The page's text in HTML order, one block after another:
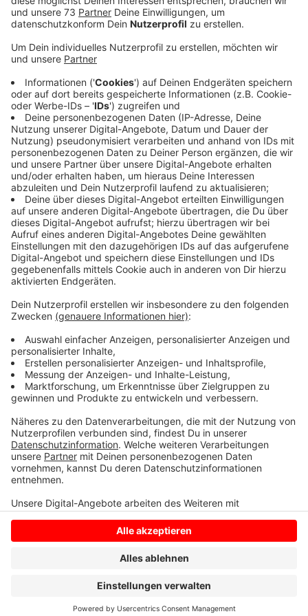
Veröffentlicht:Mittwoch, 25.10.2023 14:04
Anzeige
Entscheidung soll Mitte 2024 fallen
Anzeige
Zurzeit arbeiten beide Vorstände an einem möglichen
Fusionsvertrag, den sie ihren Gremien vorlegen werden.
Mit einer Entscheidung wird bis Mitte 2024 gerechnet,
sagte uns ein Sprecher der VR-Bank Westmünsterland.
Kommt es zur Fusion beider Banken, dann ist die neue
VR-Bank mit 29 Standorten im südwestlichen
Münsterland präsent - von Stadtlohn bis
Lüdinghausen. Die neue Bank würde dann über 635
Mitarbeiter verfügen. Es soll keine fusionsbedingten
Kündigungen geben, so der Sprecher weiter auf
Nachfrage von RADIO WMW.
Anzeige
Anzeige